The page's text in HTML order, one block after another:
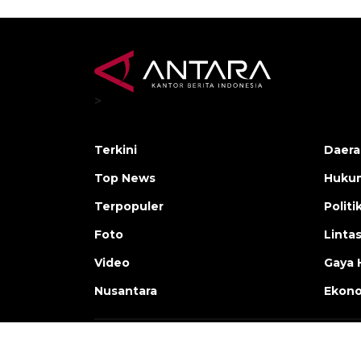
>
Terkini
Top News
Terpopuler
Foto
Video
Nusantara
Gaya